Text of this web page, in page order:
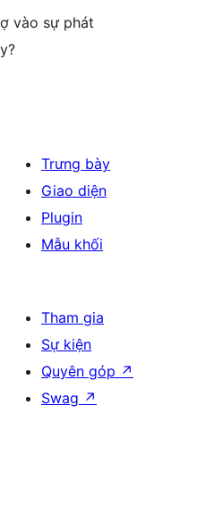
vào sự phát
Trưng bày
Giao diện
Plugin
Mẫu khối
Tham gia
Sự kiện
Quyên góp ↗
Swag ↗